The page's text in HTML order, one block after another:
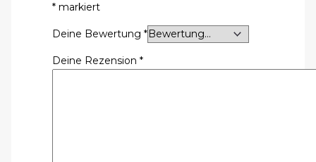
*markiert
Deine Bewertung *
Deine Rezension *